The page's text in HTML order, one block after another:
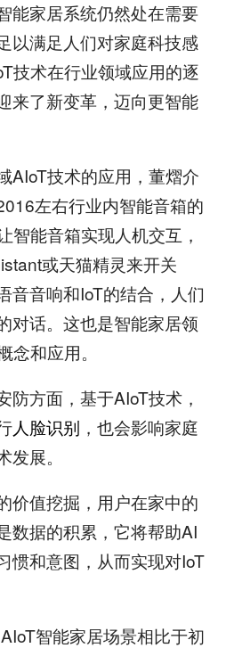
家居系统仍然处在需要
以满足人们对家庭科技感
技术在行业领域应用的逐
来了新变革，迈向更智能
技术的应用，董熠介
左右行业内智能音箱的
智能音箱实现人机交互，
或天猫精灵来开关
音音响和IoT的结合，人们
对话。这也是智能家居领
念和应用。
方面，基于AIoT技术，
人脸识别 ，也会影响家庭
展。
值挖掘，用户在家中的
数据的积累，它将帮助AI
惯和意图，从而实现对IoT
智能家居场景相比于初